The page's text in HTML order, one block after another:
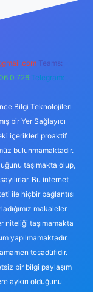
Teams:
0 726 Telegram:
Bilgi Teknolojileri
bir Yer Sağlayıcı
içerikleri proaktif
bulunmamaktadır.
taşımakta olup,
Bu internet
ile hiçbir bağlantısı
makaleler
niteliği taşımamakta
yapılmamaktadır.
tesadüfidir.
bir bilgi paylaşım
aykırı olduğunu